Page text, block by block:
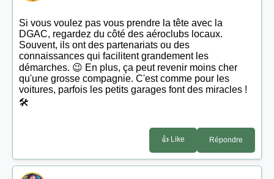
Si vous voulez pas vous prendre la tête avec la
DGAC, regardez du côté des aéroclubs locaux.
Souvent, ils ont des partenariats ou des
connaissances qui facilitent grandement les
démarches. 😉 En plus, ça peut revenir moins cher
qu'une grosse compagnie. C'est comme pour les
voitures, parfois les petits garages font des miracles !
🛠️
👍 Like Répondre